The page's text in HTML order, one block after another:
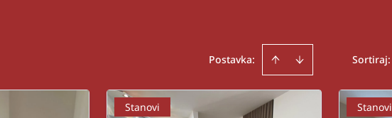
Postavka: Sortiraj:
Stanovi Stanovi